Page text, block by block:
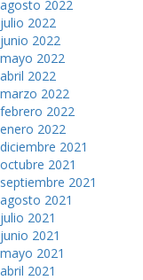
agosto 2022
julio 2022
junio 2022
mayo 2022
abril 2022
marzo 2022
febrero 2022
enero 2022
diciembre 2021
octubre 2021
septiembre 2021
agosto 2021
julio 2021
junio 2021
mayo 2021
abril 2021